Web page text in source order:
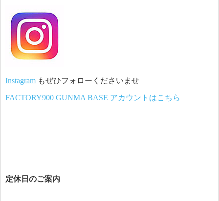
Instagram もぜひフォローくださいませ
FACTORY900 GUNMA BASE アカウントはこちら
定休日のご案内